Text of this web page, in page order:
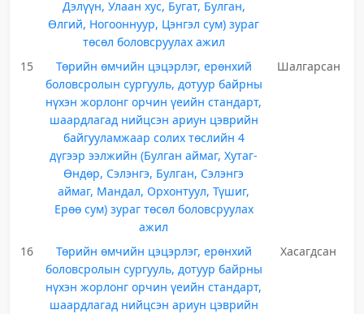
Дэлүүн, Улаан хус, Бугат, Булган,
Өлгий, Ногооннуур, Цэнгэл сум) зураг
төсөл боловсруулах ажил
15
Төрийн өмчийн цэцэрлэг, ерөнхий
боловсролын сургууль, дотуур байрны
нүхэн жорлонг орчин үеийн стандарт,
шаардлагад нийцсэн ариун цэврийн
байгууламжаар солих төслийн 4
дүгээр ээлжийн (Булган аймаг, Хутаг-
Өндөр, Сэлэнгэ, Булган, Сэлэнгэ
аймаг, Мандал, Орхонтуул, Түшиг,
Ерөө сум) зураг төсөл боловсруулах
ажил
Шалгарсан
16
Төрийн өмчийн цэцэрлэг, ерөнхий
боловсролын сургууль, дотуур байрны
нүхэн жорлонг орчин үеийн стандарт,
шаардлагад нийцсэн ариун цэврийн
Хасагдсан